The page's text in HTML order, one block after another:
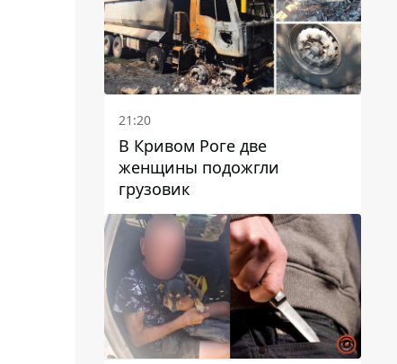
21:20
В Кривом Роге две
женщины подожгли
грузовик